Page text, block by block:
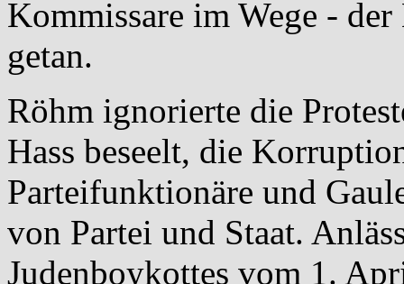
Kommissare im Wege -
getan.
Röhm ignorierte die
Hass beseelt, die
Parteifunktionäre und
von Partei und Staat.
Judenboykottes vom 1.